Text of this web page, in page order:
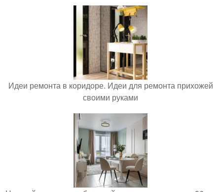
Идеи ремонта в коридоре. Идеи для ремонта прихожей
своими руками